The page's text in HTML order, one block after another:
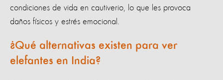
condiciones de vida en cautiverio, lo que les provoca
daños físicos y estrés emocional.
¿Qué alternativas existen para ver
elefantes en India?